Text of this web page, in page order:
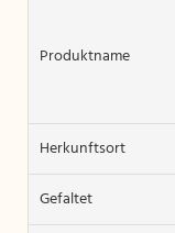
Produktname
Herkunftsort
Gefaltet